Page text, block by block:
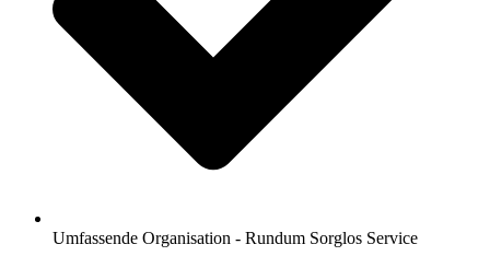
Umfassende Organisation - Rundum Sorglos Service